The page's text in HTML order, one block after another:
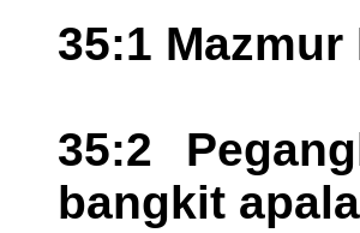
35:1 Mazmur
35:2
bangkit